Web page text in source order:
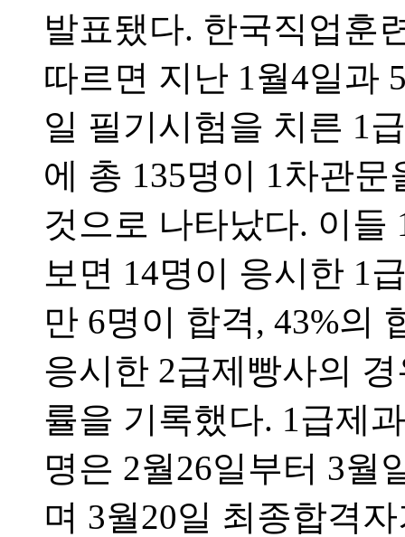
발표됐다. 한국직업훈
따르면 지난 1월4일과
일 필기시험을 치른 1
에 총 135명이 1차관
것으로 나타났다. 이들
보면 14명이 응시한 1
만 6명이 합격, 43%의
응시한 2급제빵사의
률을 기록했다. 1급제
명은 2월26일부터 3월
며 3월20일 최종합격